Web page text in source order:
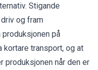
Stigande
og fram
produksjonen på
kortare transport, og at
produksjonen når den er